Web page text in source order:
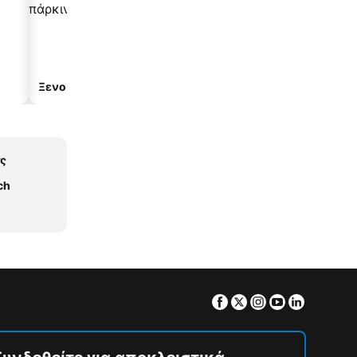
Ξενοδοχεία με πάρκινγκ
Facebook
TwitterInstagram
Youtube